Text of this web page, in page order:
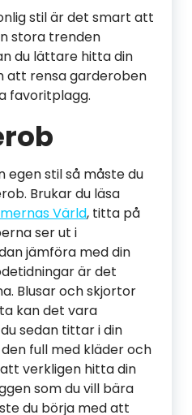
stil är det smart att
stora trenden
du lättare hitta din
att rensa garderoben
favoritplagg.
egen stil så måste du
Brukar du läsa
Värld, titta på
ser ut i
jämföra med din
är det
Blusar och skjortor
kan det vara
sedan tittar i din
full med kläder och
verkligen hitta din
som du vill bära
du börja med att